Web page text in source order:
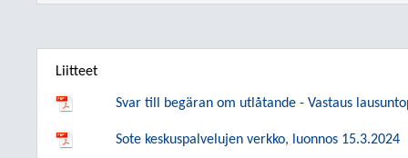
Liitteet
Svar till begäran om utlåtande - Vastaus
Sote keskuspalvelujen verkko, luonnos 15.3.2024